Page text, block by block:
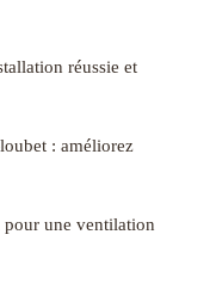
réussie et
: améliorez
une ventilation